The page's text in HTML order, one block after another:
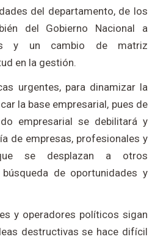
del departamento, de los
del Gobierno Nacional a
y un cambio de matriz
en la gestión.
urgentes, para dinamizar la
la base empresarial, pues de
empresarial se debilitará y
de empresas, profesionales y
que se desplazan a otros
de oportunidades y
y operadores políticos sigan
destructivas se hace difícil